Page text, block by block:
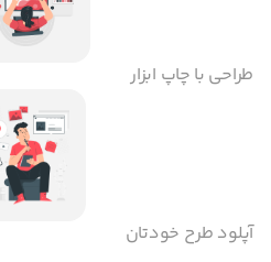
طراحی با چاپ ابزار
آپلود طرح خودتان